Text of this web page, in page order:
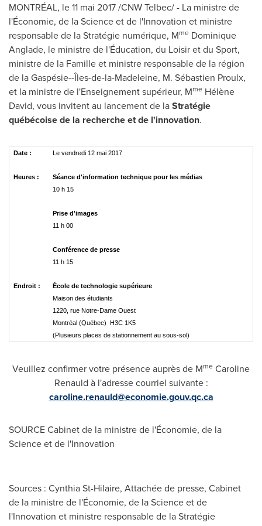
MONTRÉAL, le 11 mai 2017 /CNW Telbec/ - La ministre de
l'Économie, de la Science et de l'Innovation et ministre
responsable de la Stratégie numérique, Mme Dominique
Anglade, le ministre de l'Éducation, du Loisir et du Sport,
ministre de la Famille et ministre responsable de la région
de la Gaspésie--Îles-de-la-Madeleine, M. Sébastien Proulx,
et la ministre de l'Enseignement supérieur, Mme Hélène
David, vous invitent au lancement de laStratégie
québécoise de la recherche et de l'innovation.
Date : Le vendredi 12 mai 2017
Heures :
Séance d'information technique pour les médias
10 h 15
Prise d'images
11 h 00
Conférence de presse
11 h 15
Endroit :
École de technologie supérieure
Maison des étudiants
1220, rue Notre-Dame Ouest
Montréal (Québec) H3C 1K5
(Plusieurs places de stationnement au sous-sol)
Veuillez confirmer votre présence auprès de Mme Caroline
Renauld à l'adresse courriel suivante :
caroline.renauld@economie.gouv.qc.ca
SOURCE Cabinet de la ministre de l'Économie, de la
Science et de l'Innovation
Sources : Cynthia St-Hilaire, Attachée de presse, Cabinet
de la ministre de l'Économie, de la Science et de
l'Innovation et ministre responsable de la Stratégie